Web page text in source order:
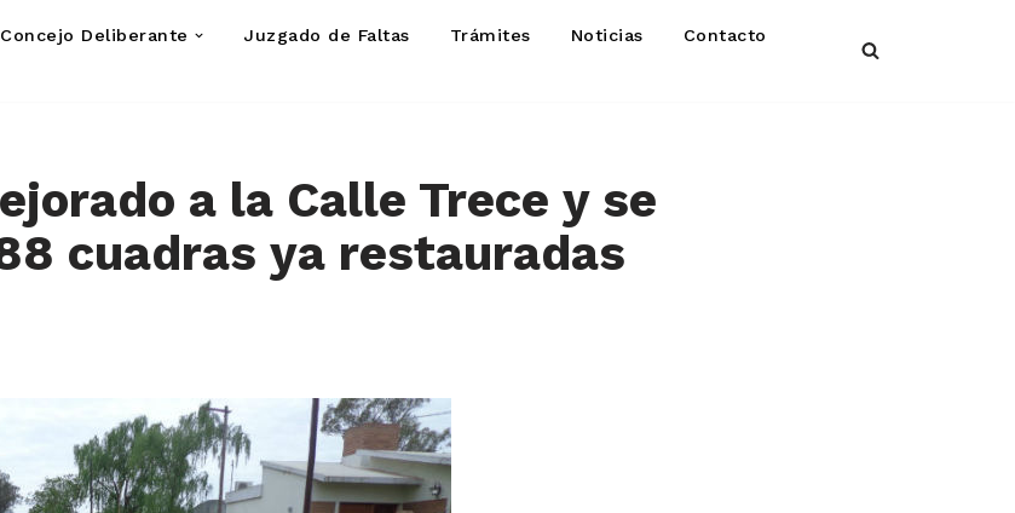
Concejo Deliberante Juzgado de Faltas Trámites Noticias
Contacto
a la Calle Trece y se
cuadras ya restauradas